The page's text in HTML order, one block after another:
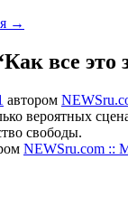
→
все это
автором
вероятных
свободы.
NEWSru.com ::